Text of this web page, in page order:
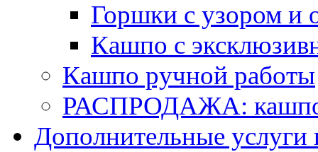
Горшки с узором и
Кашпо с
Кашпо ручной работы
РАСПРОДАЖА: кашпо
Дополнительные услуги